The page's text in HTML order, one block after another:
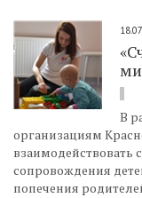
В
организациям
взаимодействовать
сопровождения
попечения